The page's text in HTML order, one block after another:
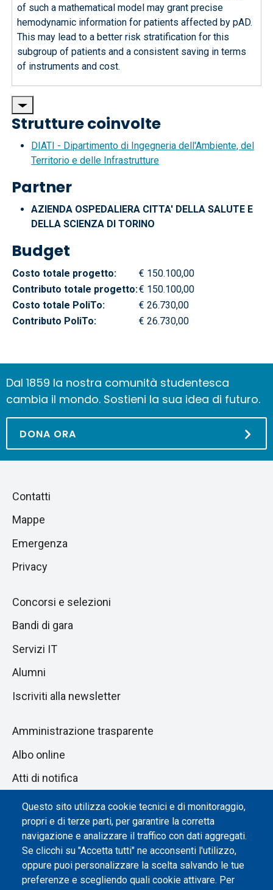
of such a mathematical model may grant precise
hemodynamic information for patients affected by pAD.
This may lead to a better risk stratification for this
subgroup of patients and a consistent saving in terms
of instruments and cost.
Strutture coinvolte
DIATI - Dipartimento di Ingegneria dell'Ambiente, del
Territorio e delle Infrastrutture
Partner
AZIENDA OSPEDALIERA CITTA' DELLA SALUTE E
DELLA SCIENZA DI TORINO
Budget
Costo totale progetto:
€ 150.100,00
Contributo totale progetto:€ 150.100,00
Costo totale PoliTo:
€ 26.730,00
Contributo PoliTo:
€ 26.730,00
Questo sito utilizza cookie tecnici e di monitoraggio,
propri e di terze parti, per garantire la corretta
navigazione e analizzare il traffico con dati aggregati.
Se clicchi su "Accetta tutti" ne acconsenti l'utilizzo,
oppure puoi personalizzare la scelta salvando le tue
preferenze e scegliendo quali cookie attivare. Per
Dal 1859 la nostra comunità studentesca
cambia il mondo. Sostieni la sua idea di futuro.
DONA ORA
Salta
sezione
Piè
di
pagina
Contatti
Mappe
Emergenza
Privacy
Concorsi e selezioni
Bandi di gara
Servizi IT
Alumni
Iscriviti alla newsletter
Amministrazione trasparente
Albo online
Atti di notifica
Dichiarazione di accessibilità
Impostazione dei cookie